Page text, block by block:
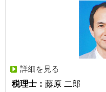
詳細を見る
税理士： 藤原 二郎